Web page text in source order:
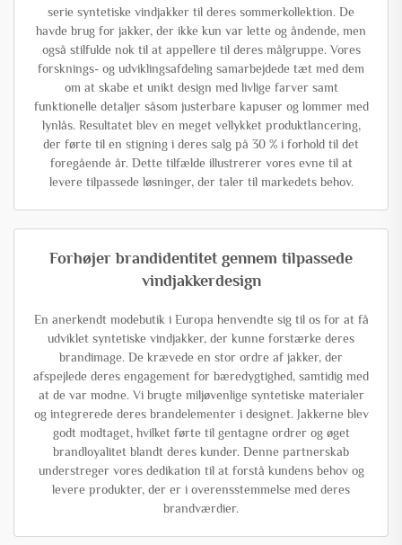
serie syntetiske vindjakker til deres sommerkollektion. De
havde brug for jakker, der ikke kun var lette og åndende, men
også stilfulde nok til at appellere til deres målgruppe. Vores
forsknings- og udviklingsafdeling samarbejdede tæt med dem
om at skabe et unikt design med livlige farver samt
funktionelle detaljer såsom justerbare kapuser og lommer med
lynlås. Resultatet blev en meget vellykket produktlancering,
der førte til en stigning i deres salg på 30 % i forhold til det
foregående år. Dette tilfælde illustrerer vores evne til at
levere tilpassede løsninger, der taler til markedets behov.
Forhøjer brandidentitet gennem tilpassede
vindjakkerdesign
En anerkendt modebutik i Europa henvendte sig til os for at få
udviklet syntetiske vindjakker, der kunne forstærke deres
brandimage. De krævede en stor ordre af jakker, der
afspejlede deres engagement for bæredygtighed, samtidig med
at de var modne. Vi brugte miljøvenlige syntetiske materialer
og integrerede deres brandelementer i designet. Jakkerne blev
godt modtaget, hvilket førte til gentagne ordrer og øget
brandloyalitet blandt deres kunder. Denne partnerskab
understreger vores dedikation til at forstå kundens behov og
levere produkter, der er i overensstemmelse med deres
brandværdier.